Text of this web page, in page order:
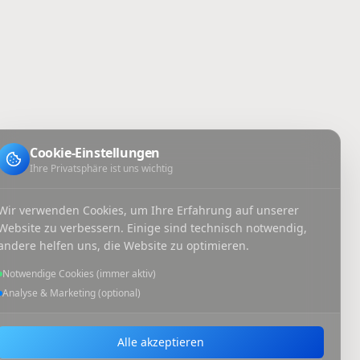
Cookie-Einstellungen
Ihre Privatsphäre ist uns wichtig
verwenden Cookies, um Ihre Erfahrung auf unserer
zu verbessern. Einige sind technisch notwendig,
helfen uns, die Website zu optimieren.
Notwendige Cookies (immer aktiv)
Analyse & Marketing (optional)
Alle akzeptieren